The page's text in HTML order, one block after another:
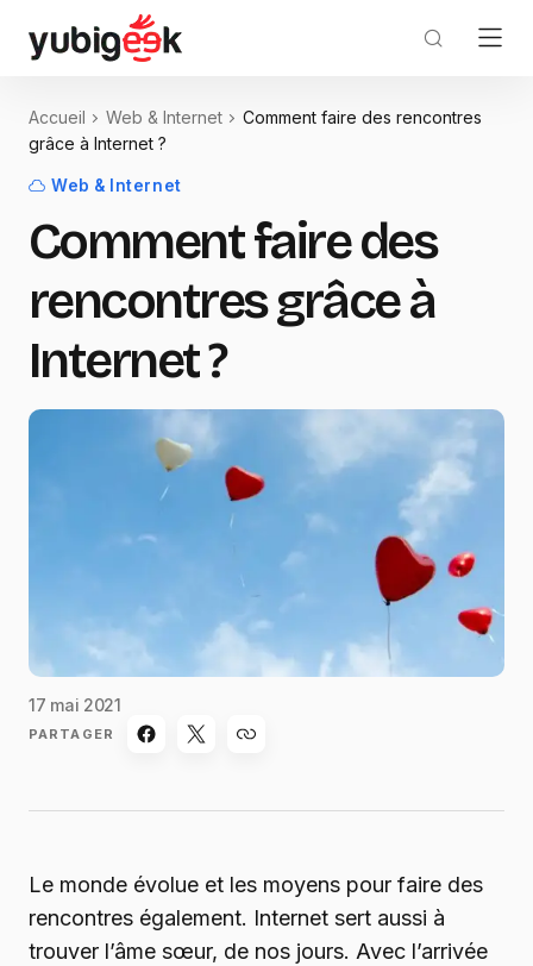
Accueil Web & Internet
Comment faire des rencontres
grâce à Internet ?
Web & Internet
Comment faire des
rencontres grâce à
Internet ?
17 mai 2021
PARTAGER
Le monde évolue et les moyens pour faire des
rencontres également. Internet sert aussi à
trouver l’âme sœur, de nos jours. Avec l’arrivée